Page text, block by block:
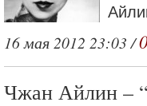
16 мая 2012 23:03 /
Чжан Айлин –